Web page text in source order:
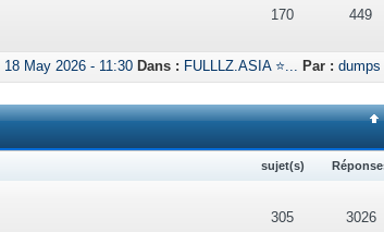
170 449
18 May 2026 - 11:30 Dans : FULLLZ.ASIA ⭐... Par : dumps
sujet(s)
305 3026